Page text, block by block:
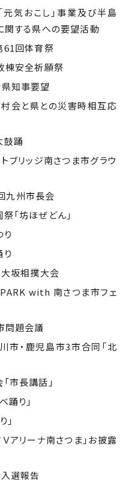
気おこし」事業及び半島
する県への要望活動
回体育祭
棟安全祈願祭
知事要望
会と県との災害時相互応
踊
リッジ南さつま市グラウ
九州市長会
「坊ほぜどん」
坂相撲大会
with 南さつま市フェ
題会議
市・鹿児島市3市合同「北
市長講話」
り」
アリーナ南さつま」お披露
選報告